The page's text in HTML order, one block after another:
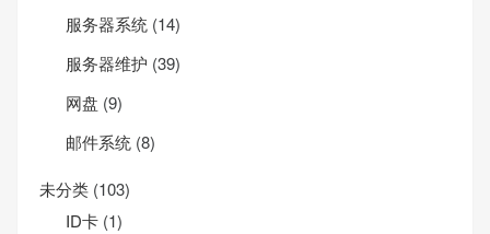
服务器系统 (14)
服务器维护 (39)
网盘 (9)
邮件系统 (8)
未分类 (103)
ID卡 (1)